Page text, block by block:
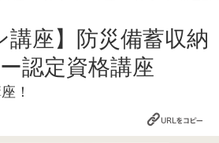
講座】防災備蓄収納
認定資格講座
！